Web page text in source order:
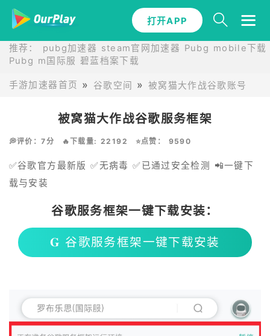
打开APP
推荐： pubg加速器 steam官网加速器 Pubg mobile下载
Pubg m国际服 碧蓝档案下载
手游加速器首页 谷歌空间 被窝猫大作战谷歌账号
被窝猫大作战谷歌服务框架
💭评价：7分 🔥下载量: 22192 ⭐点赞： 9590
✅谷歌官方最新版 ✅无病毒 ✅已通过安全检测 📲一键下
载与安装
谷歌服务框架一键下载安装：
𝐆 谷歌服务框架一键下载安装